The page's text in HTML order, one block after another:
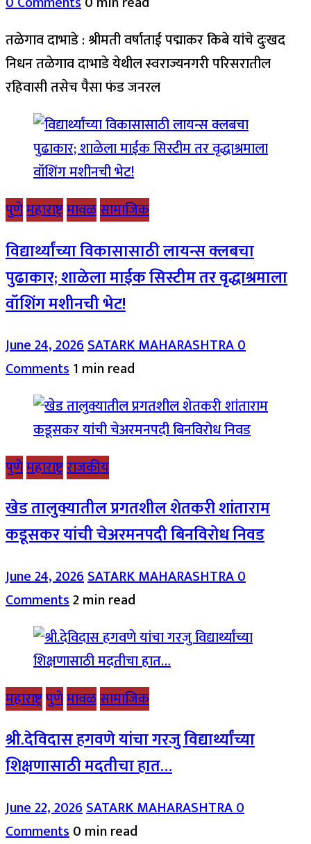
तळेगाव दाभाडे : श्रीमती वर्षाताई पद्माकर किबे यांचे दुःखद
निधन तळेगाव दाभाडे येथील स्वराज्यनगरी परिसरातील
रहिवासी तसेच पैसा फंड जनरल
पुणेमहाराष्ट्रमावळसामाजिक
विद्यार्थ्यांच्या विकासासाठी लायन्स क्लबचा
पुढाकार; शाळेला माईक सिस्टीम तर वृद्धाश्रमाला
वॉशिंग मशीनची भेट!
June 24, 2026SATARK MAHARASHTRA0
Comments1 min read
पुणेमहाराष्ट्रराजकीय
खेड तालुक्यातील प्रगतशील शेतकरी शांताराम
कडूसकर यांची चेअरमनपदी बिनविरोध निवड
June 24, 2026SATARK MAHARASHTRA0
Comments2 min read
महाराष्ट्रपुणेमावळसामाजिक
श्री.देविदास हगवणे यांचा गरजु विद्यार्थ्यांच्या
शिक्षणासाठी मदतीचा हात…
June 22, 2026SATARK MAHARASHTRA0
Comments0 min read